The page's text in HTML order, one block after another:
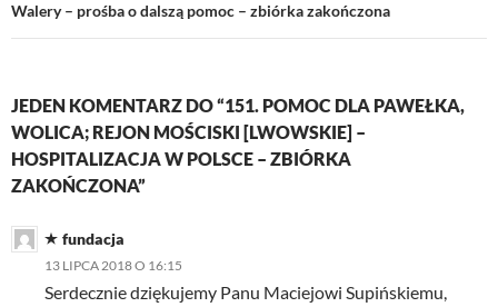
Walery – prośba o dalszą pomoc – zbiórka zakończona
JEDEN KOMENTARZ DO “151. POMOC DLA PAWEŁKA,
WOLICA; REJON MOŚCISKI [LWOWSKIE] –
HOSPITALIZACJA W POLSCE – ZBIÓRKA
ZAKOŃCZONA”
fundacja
13 LIPCA 2018 O 16:15
Serdecznie dziękujemy Panu Maciejowi Supińskiemu,